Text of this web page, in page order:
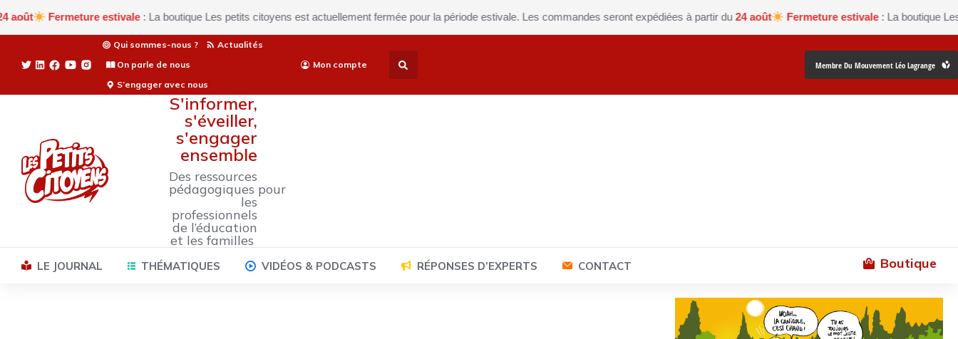
Fermeture estivale: La boutique Les petits citoyens est actuellement fermée pour la période estivale. Les commandes seront expédiées à partir du24 août Fermeture estivale: La boutique Les petits
Qui sommes-nous ?
Actualités
On parle de nous
S’engager avec nous
Mon compte Membre Du Mouvement Léo Lagrange
S'informer,
s'éveiller,
s'engager
ensemble
Des ressources
pédagogiques pour
les
professionnels
de l’éducation
et les familles
LE JOURNAL THÉMATIQUES VIDÉOS & PODCASTS RÉPONSES D’EXPERTS CONTACT Boutique